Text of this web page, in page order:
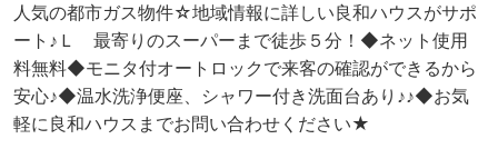
人気の都市ガス物件☆地域情報に詳しい良和ハウスがサポ
ート♪Ｌ 最寄りのスーパーまで徒歩５分！◆ネット使用
料無料◆モニタ付オートロックで来客の確認ができるから
安心♪◆温水洗浄便座、シャワー付き洗面台あり♪♪◆お気
軽に良和ハウスまでお問い合わせください★